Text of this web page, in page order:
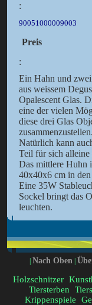
:
90051000009003
Preis
:
Ein Hahn und
aus weissem
Opalescent Glas.
eine der vielen
diese drei Glas
zusammenzustellen.
Natürlich kann
Teil für sich alleine
Das mittlere Huhn
40x40x6 cm in den
Eine 35W
Sockel bringt das
leuchten.
Nach Oben|
Holzschnitzer
Tiersterben
Krippenspiele